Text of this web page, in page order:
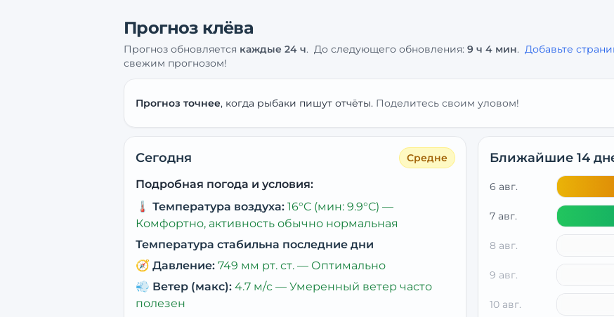
Прогноз клёва
Прогноз обновляется каждые 24 ч. До следующего обновления: 9 ч 4 мин. Добавьте
свежим прогнозом!
Прогноз точнее, когда рыбаки пишут отчёты. Поделитесь своим уловом!
Сегодня Средне
Подробная погода и условия:
🌡️ Температура воздуха: 16°C (мин: 9.9°C) —
Комфортно, активность обычно нормальная
Температура стабильна последние дни
🧭 Давление: 749 мм рт. ст. — Оптимально
💨 Ветер (макс): 4.7 м/с — Умеренный ветер часто
полезен
Ближайшие 14
6 авг.
7 авг.
8 авг.
9 авг.
10 авг.